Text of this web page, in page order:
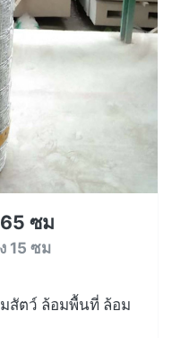
ซม
15 ซม
สัตว์ ล้อมพื้นที่ ล้อม